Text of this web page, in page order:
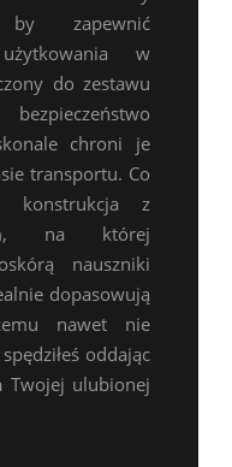
by zapewnić
w
do zestawu
chroni je
transportu. Co
konstrukcja z
na której
nauszniki
dopasowują
nawet nie
oddając
Twojej ulubionej